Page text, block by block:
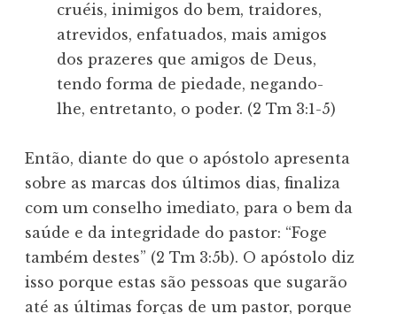
cruéis, inimigos do bem, traidores,
atrevidos, enfatuados, mais amigos
dos prazeres que amigos de Deus,
tendo forma de piedade, negando-
lhe, entretanto, o poder. (2 Tm 3:1-5)
Então, diante do que o apóstolo apresenta
sobre as marcas dos últimos dias, finaliza
com um conselho imediato, para o bem da
saúde e da integridade do pastor: “Foge
também destes” (2 Tm 3:5b). O apóstolo diz
isso porque estas são pessoas que sugarão
até as últimas forças de um pastor, porque